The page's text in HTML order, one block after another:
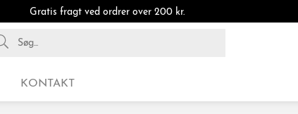
Gratis fragt ved ordrer over 200 kr.
KONTAKT